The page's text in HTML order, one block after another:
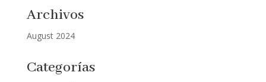
Archivos
August 2024
Categorías